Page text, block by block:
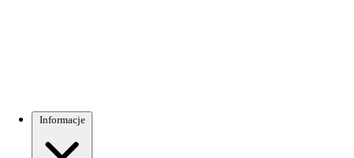
Informacje